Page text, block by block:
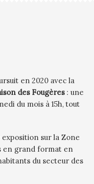
en 2020 avec la
des Fougères: une
du mois à 15h, tout
exposition sur la Zone
en grand format en
du secteur des